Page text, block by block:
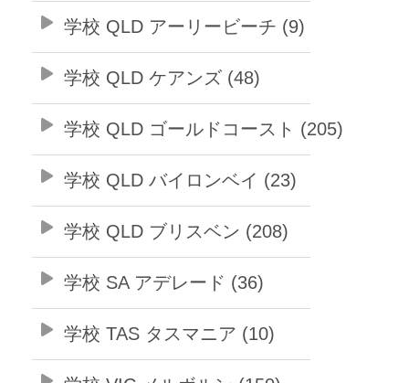
学校 QLD アーリービーチ (9)
学校 QLD ケアンズ (48)
学校 QLD ゴールドコースト (205)
学校 QLD バイロンベイ (23)
学校 QLD ブリスベン (208)
学校 SA アデレード (36)
学校 TAS タスマニア (10)